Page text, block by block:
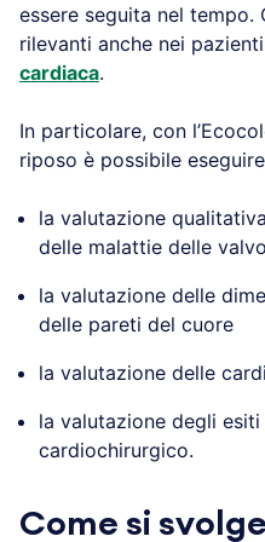
essere seguita nel tempo.
rilevanti anche nei
cardiaca.
In particolare, con
riposo è possibile
la valutazione
delle malattie delle
la valutazione delle
delle pareti del cuore
la valutazione delle
la valutazione degli
cardiochirurgico.
Come si svolge